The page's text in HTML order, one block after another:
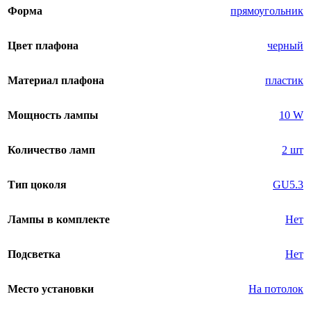
Форма прямоугольник
Цвет плафона черный
Материал плафона пластик
Мощность лампы 10 W
Количество ламп 2 шт
Тип цоколя GU5.3
Лампы в комплекте Нет
Подсветка Нет
Место установки На потолок